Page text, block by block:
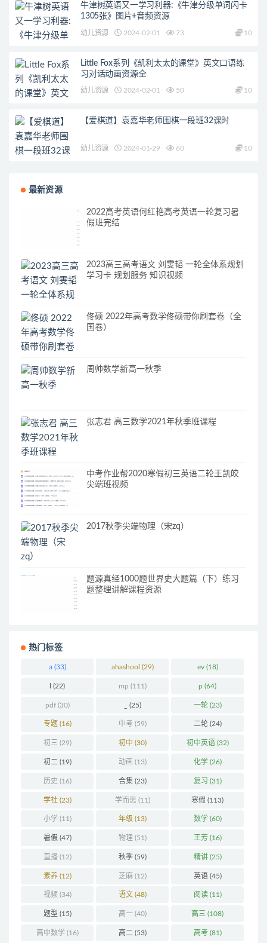
牛津树英语又一学习利器:《牛津分级单词闪卡
1305张》图片+音频资源
幼儿资源 2024-02-01 73 10
Little Fox系列《凯利太太的课堂》英文口语练
习对话动画资源全
幼儿资源 2024-02-01 50 10
【爱棋道】袁嘉华老师围棋一段班32课时
幼儿资源 2024-01-29 60 10
最新资源
2022高考英语何红艳高考英语一轮复习暑
假班完结
2023高三高考语文 刘雯韬 一轮全体系规划
学习卡 规划服务 知识视频
佟硕 2022年高考数学佟硕带你刷套卷（全
国卷）
周帅数学新高一秋季
张志君 高三数学2021年秋季班课程
中考作业帮2020寒假初三英语二轮王凯皎
尖端班视频
2017秋季尖端物理（宋zq）
题源真经1000题世界史大题篇（下）练习
题整理讲解课程资源
热门标签
a(33) ahashool (29) ev(18)
(22) mp (111) p (64)
pdf(30) (25) 一轮(23)
专题(16) 中考 (59) 二轮(24)
初三 (29) 初中 (30) 初中英语(32)
初二 (19) 动画 (13) 化学(26)
历史 (16) 合集(23) 复习 (31)
学社(23) 学而思 (11) 寒假 (113)
小学(11) 年级 (13) 数学(60)
暑假 (47) 物理 (51) 王芳(16)
直播(12) 秋季(59) 精讲(25)
素养(12) 芝麻(12) 英语(45)
视频 (34) 语文 (48) 阅读(11)
题型 (15) 高一(40) 高三 (108)
高中数学(16) 高二 (53) 高考(81)